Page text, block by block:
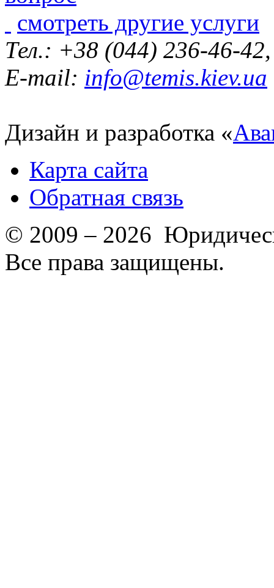
смотреть другие услуги
Тел.: +38 (044) 236-46-
E-mail: info@temis.kiev.ua
Дизайн и разработка «
Карта сайта
Обратная связь
© 2009 – 2026
Все права защищены.